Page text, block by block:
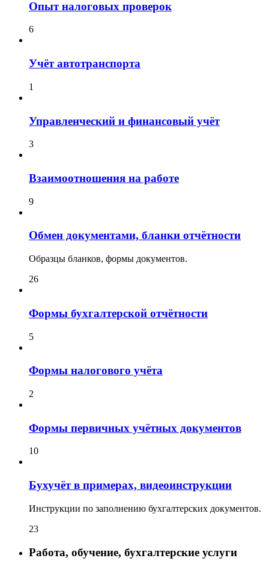
Опыт налоговых проверок
6
Учёт автотранспорта
1
Управленческий и финансовый учёт
3
Взаимоотношения на работе
9
Обмен документами, бланки отчётности
Образцы бланков, формы документов.
26
Формы бухгалтерской отчётности
5
Формы налогового учёта
2
Формы первичных учётных документов
10
Бухучёт в примерах, видеоинструкции
Инструкции по заполнению бухгалтерских документов.
23
Работа, обучение, бухгалтерские услуги